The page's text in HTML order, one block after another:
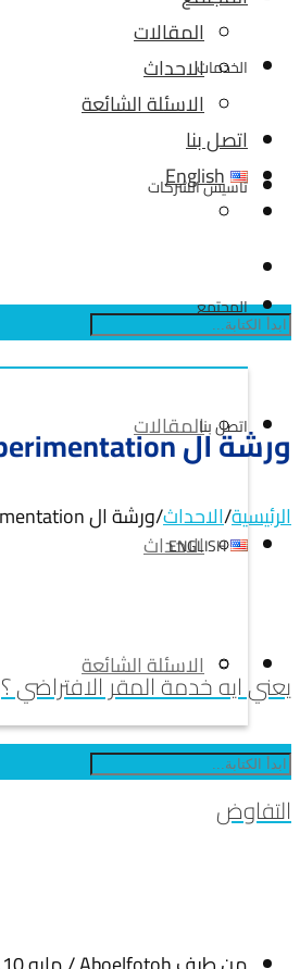
الخدمات
تأسيس الشركات
المجتمع
المقالات
الاحداث
الاسئلة الشائعة
اتصل بنا
ENGLISH
المقالات
الاحداث
الاسئلة الشائعة
اتصل بنا
English
ورشة ال Product Experimentation
الرئيسية/الاحداث/ورشة ال Product Experimentation
يعني ايه خدمة المقر الافتراضي ؟
التفاوض